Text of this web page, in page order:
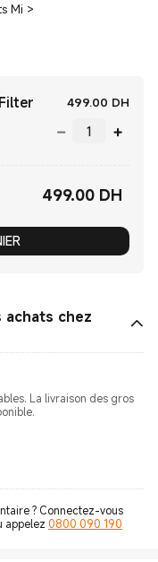
Mi >
499.00 ‎ DH‎
499.00 ‎ DH‎
chez
La livraison des gros
? Connectez-vous
appelez 0800 090 190